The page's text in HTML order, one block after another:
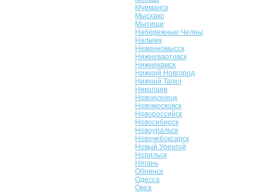
Мурманск
Мысхако
Мытищи
Набережные Челны
Нальчик
Невинномысск
Нижневартовск
Нижнекамск
Нижний Новгород
Нижний Тагил
Николаев
Новокузнецк
Новомосковск
Новороссийск
Новосибирск
Новоуральск
Новочебоксарск
Новый Уренгой
Норильск
Нягань
Обнинск
Одесса
Омск